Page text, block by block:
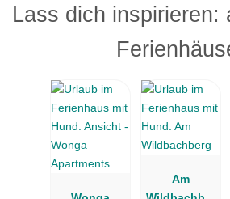
Lass dich inspirieren:
Am